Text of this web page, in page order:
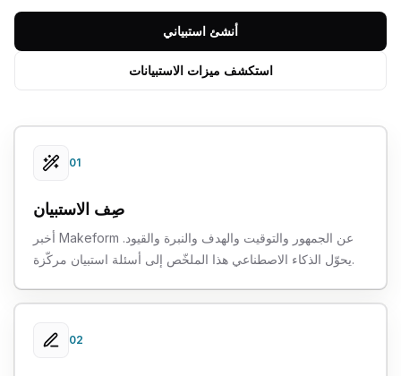
أنشئ استبياني
استكشف ميزات الاستبيانات
01
صِف الاستبيان
أخبر Makeform عن الجمهور والتوقيت والهدف والنبرة والقيود.
يحوّل الذكاء الاصطناعي هذا الملخّص إلى أسئلة استبيان مركّزة.
02